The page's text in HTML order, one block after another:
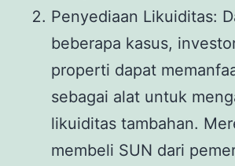
Penyediaan Likuiditas:
beberapa kasus,
properti dapat
sebagai alat untuk
likuiditas tambahan.
membeli SUN dari